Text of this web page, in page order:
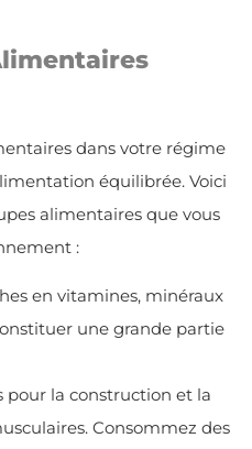
dans votre régime
équilibrée. Voici
alimentaires que vous
:
en vitamines, minéraux
une grande partie
pour la construction et la
Consommez des